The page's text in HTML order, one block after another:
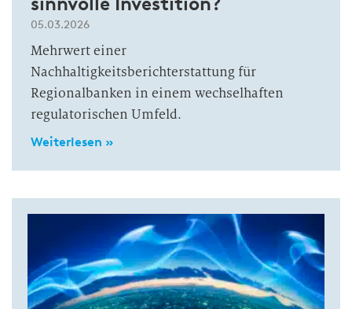
05.03.2026
Mehrwert einer
Nachhaltigkeitsberichterstattung für
Regionalbanken in einem wechselhaften
regulatorischen Umfeld.
Weiterlesen »